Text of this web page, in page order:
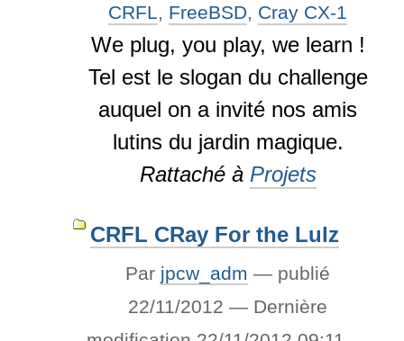
CRFL, FreeBSD, Cray CX-1
We plug, you play, we learn !
Tel est le slogan du challenge
auquel on a invité nos amis
lutins du jardin magique.
Rattaché à Projets
CRFL CRay For the Lulz
Par jpcw_adm — publié
22/11/2012— Dernière